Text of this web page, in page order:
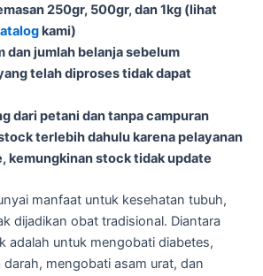
250gr, 500gr, dan 1kg (lihat
kami)
dan jumlah belanja sebelum
telah diproses tidak dapat
dari petani dan tanpa campuran
terlebih dahulu karena pelayanan
kemungkinan stock tidak update
manfaat untuk kesehatan tubuh,
dijadikan obat tradisional. Diantara
adalah untuk mengobati diabetes,
darah, mengobati asam urat, dan